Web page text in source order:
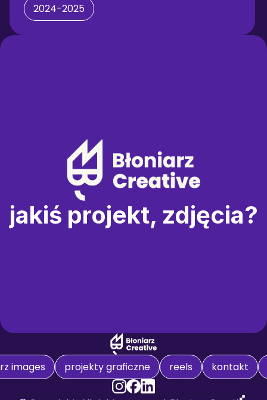
2024-2025
jakiś projekt, zdjęcia?
images projekty graficzne reels kontakt